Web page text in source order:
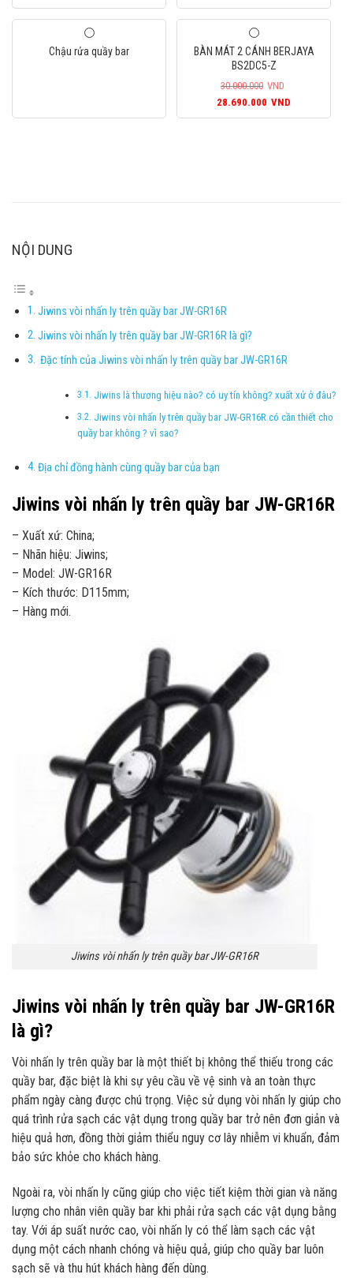
Chậu rửa quầy bar
BÀN MÁT 2 CÁNH BERJAYA
BS2DC5-Z
30.000.000 VND
Giá
gốc
28.690.000 VND
hiện
NỘI DUNG
Jiwins vòi nhấn ly trên quầy bar JW-GR16R
Jiwins vòi nhấn ly trên quầy bar JW-GR16R là gì?
Đặc tính của Jiwins vòi nhấn ly trên quầy bar JW-GR16R
Jiwins là thương hiệu nào? có uy tín không? xuất xử ở đâu?
Jiwins vòi nhấn ly trên quầy bar JW-GR16R có cần thiết cho
quầy bar không ? vì sao?
Địa chỉ đồng hành cùng quầy bar của bạn
Jiwins vòi nhấn ly trên quầy bar JW-GR16R
– Xuất xứ: China;
– Nhãn hiệu: Jiwins;
– Model: JW-GR16R
– Kích thước: D115mm;
– Hàng mới.
Jiwins vòi nhấn ly trên quầy bar JW-GR16R
Jiwins vòi nhấn ly trên quầy bar JW-GR16R
là gì?
Vòi nhấn ly trên quầy bar là một thiết bị không thể thiếu trong các
quầy bar, đặc biệt là khi sự yêu cầu về vệ sinh và an toàn thực
phẩm ngày càng được chú trọng. Việc sử dụng vòi nhấn ly giúp cho
quá trình rửa sạch các vật dụng trong quầy bar trở nên đơn giản và
hiệu quả hơn, đồng thời giảm thiểu nguy cơ lây nhiễm vi khuẩn, đảm
bảo sức khỏe cho khách hàng.
Ngoài ra, vòi nhấn ly cũng giúp cho việc tiết kiệm thời gian và năng
lượng cho nhân viên quầy bar khi phải rửa sạch các vật dụng bằng
tay. Với áp suất nước cao, vòi nhấn ly có thể làm sạch các vật
dụng một cách nhanh chóng và hiệu quả, giúp cho quầy bar luôn
sạch sẽ và thu hút khách hàng đến dùng.